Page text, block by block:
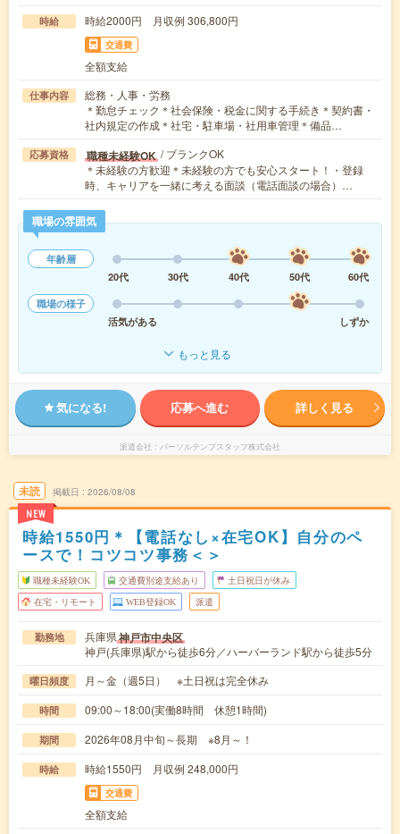
時給 時給2000円 月収例 306,800円
交通費
全額支給
仕事内容
総務・人事・労務
＊勤怠チェック＊社会保険・税金に関する手続き＊契約書・
社内規定の作成＊社宅・駐車場・社用車管理＊備品…
応募資格 職種未経験OK / ブランクOK
＊未経験の方歓迎＊未経験の方でも安心スタート！・登録
時、キャリアを一緒に考える面談（電話面談の場合）…
職場の雰囲気
年齢層
20代
30代 40代 50代
60代
職場の様子
活気がある
しずか
もっと見る
気になる! 応募へ進む 詳しく見る
派遣会社 パーソルテンプスタッフ株式会社
未読
NEW
掲載日 2026/08/08
時給1550円＊【電話なし×在宅OK】自分のペ
ースで！コツコツ事務＜＞
職種未経験OK 交通費別途支給あり 土日祝日が休み
在宅・リモート WEB登録OK 派遣
勤務地 兵庫県神戸市中央区
神戸(兵庫県)駅から徒歩6分／ハーバーランド駅から徒歩5分
曜日頻度 月～金（週5日） ※土日祝は完全休み
時間 09:00～18:00(実働8時間 休憩1時間)
期間 2026年08月中旬～長期 ※8月～！
時給 時給1550円 月収例 248,000円
交通費
全額支給